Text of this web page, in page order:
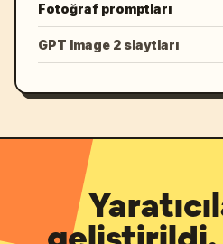
Fotoğraf promptları
GPT Image 2 slaytları